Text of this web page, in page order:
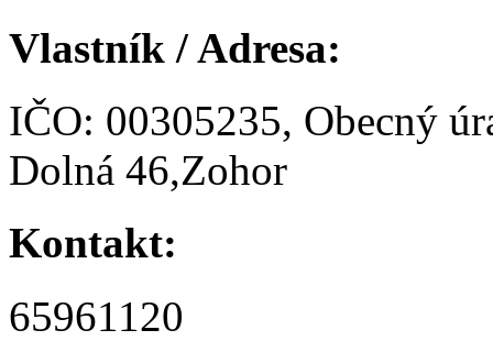
Vlastník / Adresa:
IČO: 00305235, Obecný
Dolná 46,Zohor
Kontakt:
65961120